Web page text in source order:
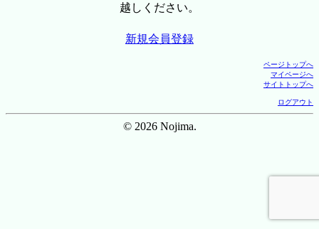
越しください。
新規会員登録
ページトップへ
マイページへ
サイトトップへ
ログアウト
© 2026 Nojima.